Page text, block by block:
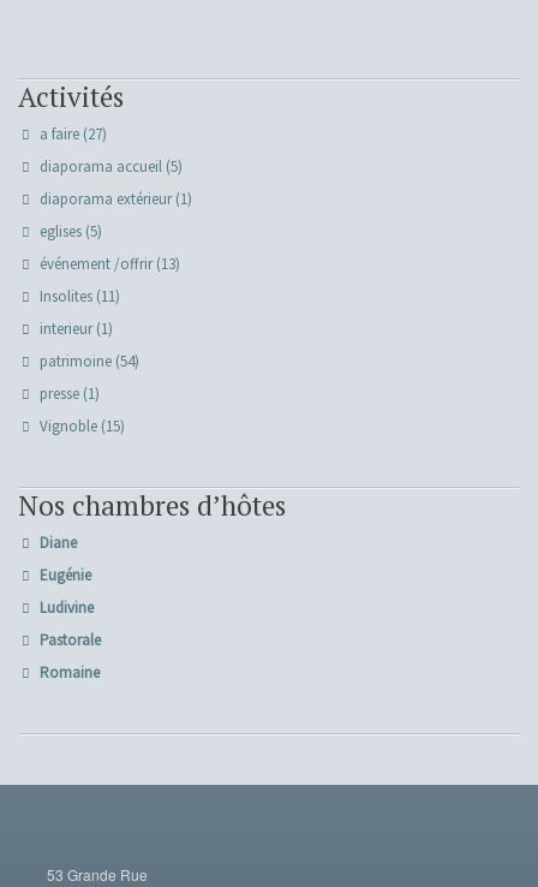
Activités
a faire (27)
diaporama accueil (5)
diaporama extérieur(1)
eglises (5)
événement /offrir(13)
Insolites (11)
interieur(1)
patrimoine (54)
presse (1)
Vignoble (15)
Nos chambres d’hôtes
Diane
Eugénie
Ludivine
Pastorale
Romaine
53 Grande Rue